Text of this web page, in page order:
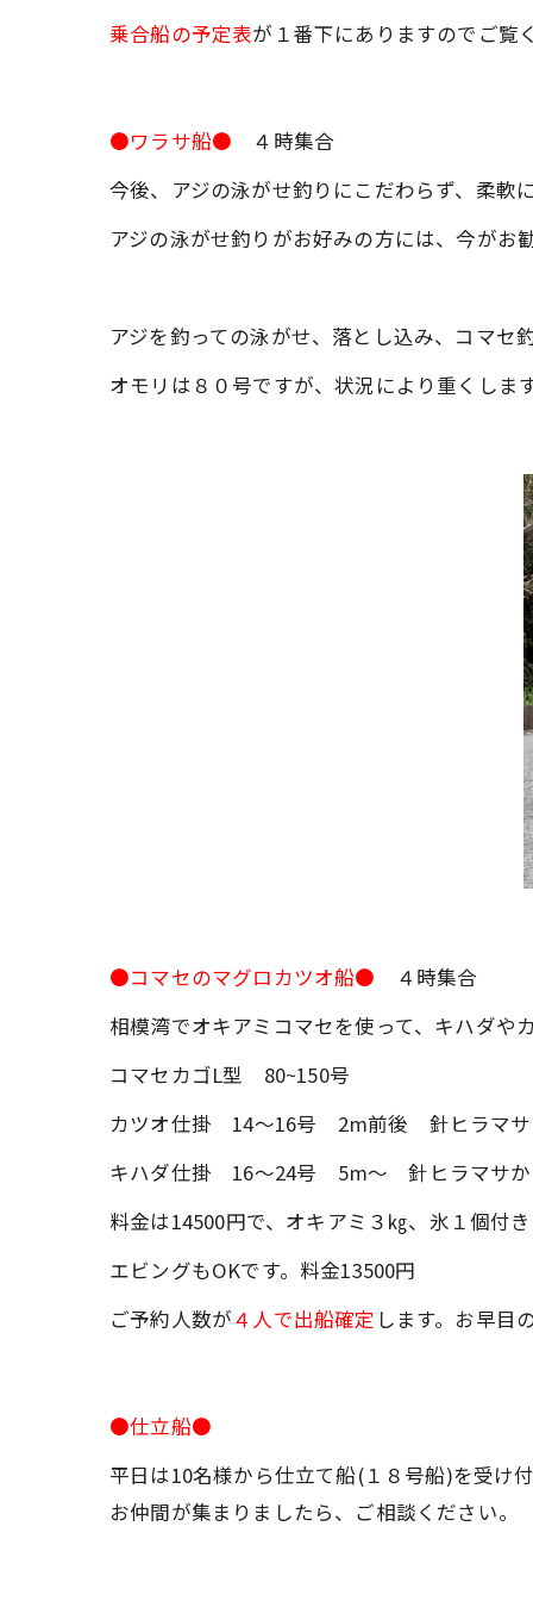
乗合船の予定表が１番下にありますのでご覧
●ワラサ船● ４時集合
今後、アジの泳がせ釣りにこだわらず、柔軟
アジの泳がせ釣りがお好みの方には、今がお
アジを釣っての泳がせ、落とし込み、コマセ
オモリは８０号ですが、状況により重くしま
●コマセのマグロカツオ船● ４時集合
相模湾でオキアミコマセを使って、キハダや
コマセカゴL型 80~150号
カツオ仕掛 14～16号 2m前後 針ヒラマサ
キハダ仕掛 16～24号 5m～ 針ヒラマサ
料金は14500円で、オキアミ３㎏、氷１個付
エビングもOKです。料金13500円
ご予約人数が４人で出船確定 します。お早目
●仕立船●
平日は10名様から仕立て船(１８号船)を受け
お仲間が集まりましたら、ご相談ください。